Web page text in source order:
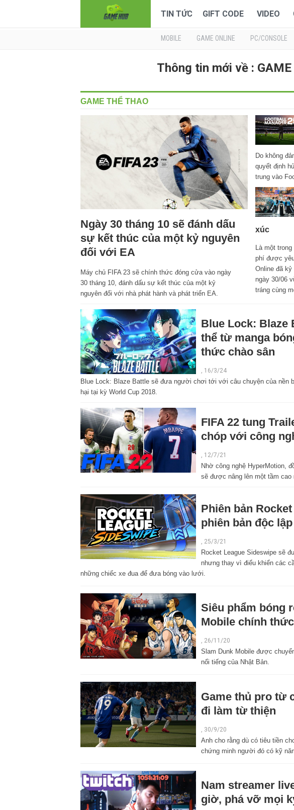
TIN TỨC GIFT CODE VIDEO
MOBILE GAME ONLINE PC/CONSOLE
Thông tin mới về :
GAME THỂ THAO
Ngày 30 tháng 10 sẽ đánh dấu
sự kết thúc của một kỷ nguyên
đối với EA
Máy chủ FIFA 23 sẽ chính thức đóng cửa vào ngày
30 tháng 10, đánh dấu sự kết thúc của một kỷ
nguyên đối với nhà phát hành và phát triển EA.
Do không
quyết định
trung vào
xúc
Là một
phí được
Online đã
ngày 30/06
tráng cùng
Blue Lock: Blaze
thể từ manga
thức chào sân
, 16/3/24
Blue Lock: Blaze Battle sẽ đưa người chơi tới với câu chuyện của nền
hại tại kỳ World Cup 2018.
FIFA 22 tung
chóp với công
, 12/7/21
Nhờ công nghệ HyperMotion,
sẽ được nâng lên một tầm cao
Phiên bản
phiên bản độc
, 25/3/21
Rocket League Sideswipe sẽ
nhưng thay vì điểu khiển các
những chiếc xe đua để đưa bóng vào lưới.
Siêu phẩm bóng
Mobile chính
, 26/11/20
Slam Dunk Mobile được
nổi tiếng của Nhật Bản.
Game thủ pro từ
đi làm từ thiện
30/9/20
Anh cho rằng dù có tiêu tiền
chứng minh người đó có kỹ
Nam streamer
giờ, phá vỡ mọi